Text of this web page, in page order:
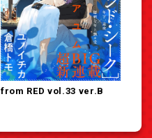
from RED vol.33 ver.B